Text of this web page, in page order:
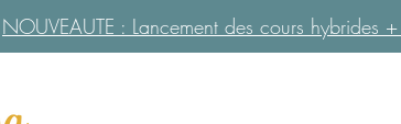
NOUVEAUTE : Lancement des cours hybrides